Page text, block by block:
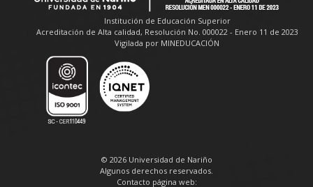
Institución de Educación Superior
Acreditación de Alta calidad, Resolución No. 000022 - Enero 11 de 2023
Vigilada por MINEDUCACIÓN
© 2026 Universidad de Nariño
Algunos derechos reservados.
Contacto página web: